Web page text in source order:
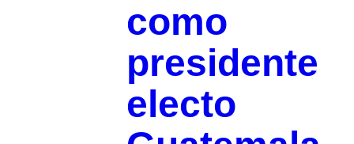
como
presidente
electo